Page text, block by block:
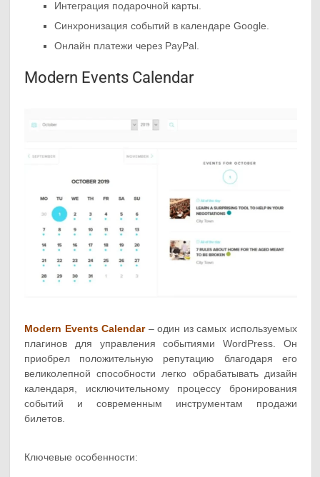
Интеграция подарочной карты.
Синхронизация событий в календаре Google.
Онлайн платежи через PayPal.
Modern Events Calendar
Modern Events Calendar– один из самых используемых
плагинов для управления событиями WordPress. Он
приобрел положительную репутацию благодаря его
великолепной способности легко обрабатывать дизайн
календаря, исключительному процессу бронирования
событий и современным инструментам продажи
билетов.
Ключевые особенности: